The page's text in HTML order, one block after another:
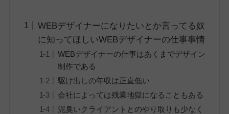
WEBデザイナーになりたいとか言ってる奴
に知ってほしいWEBデザイナーの仕事事情
WEBデザイナーの仕事はあくまでデザイン
制作である
駆け出しの年収は正直低い
会社によっては残業地獄になることもある
泥臭いクライアントとのやり取りも少なく